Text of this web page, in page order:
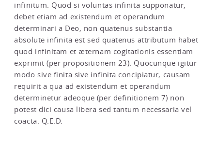
infinitum. Quod si voluntas infinita supponatur,
debet etiam ad existendum et operandum
determinari a Deo, non quatenus substantia
absolute infinita est sed quatenus attributum habet
quod infinitam et æternam cogitationis essentiam
exprimit (per propositionem 23). Quocunque igitur
modo sive finita sive infinita concipiatur, causam
requirit a qua ad existendum et operandum
determinetur adeoque (per definitionem 7) non
potest dici causa libera sed tantum necessaria vel
coacta. Q.E.D.